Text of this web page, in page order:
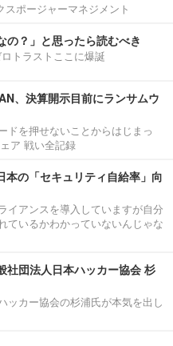
ポージャーマネジメント
の？」と思ったら読むべき
トラストここに爆誕
、決算開示目前にランサムウ
ドを押せないことからはじまっ
ア 戦い全記録
本の「セキュリティ自給率」向
イアンスを導入していますが自分
ているかわかっていないんじゃな
社団法人日本ハッカー協会 杉
ッカー協会の杉浦氏が本気を出し